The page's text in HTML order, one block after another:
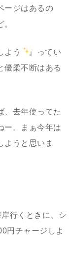
ージはあるの
よう
』ってい
優柔不断はある
、去年使ってた
ー。まぁ今年は
ようと思いま
行くときに、シ
円チャージしよ